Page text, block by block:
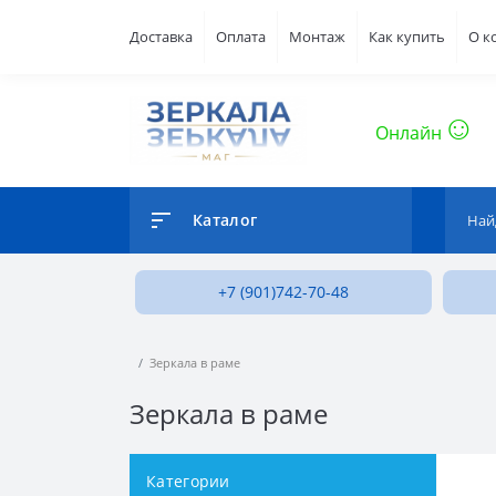
Доставка Оплата Монтаж Как купить О
Онлайн
Каталог
+7 (901)742-70-48
Зеркала в раме
Зеркала в раме
Категории